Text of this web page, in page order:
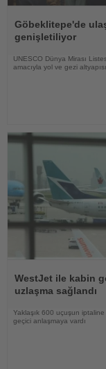
Oku
Göbeklitepe'de
genişletiliyor
UNESCO Dünya Mirası
amacıyla yol ve gezi
Oku
WestJet ile kabin
uzlaşma sağlandı
Yaklaşık 600 uçuşun
geçici anlaşmaya vardı